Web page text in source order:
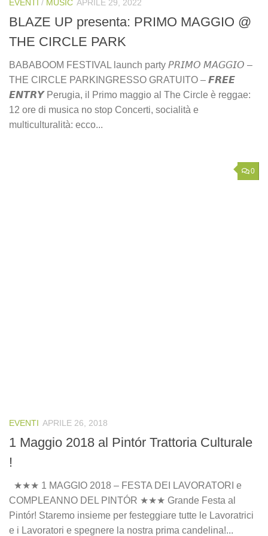
EVENTI / MUSIC APRILE 29, 2022
BLAZE UP presenta: PRIMO MAGGIO @
THE CIRCLE PARK
BABABOOM FESTIVAL launch party 𝘗𝘙𝘐𝘔𝘖 𝘔𝘈𝘎𝘎𝘐𝘖 –
THE CIRCLE PARKINGRESSO GRATUITO – 𝙁𝙍𝙀𝙀
𝙀𝙉𝙏𝙍𝙔 Perugia, il Primo maggio al The Circle è reggae:
12 ore di musica no stop Concerti, socialità e
multiculturalità: ecco...
0
EVENTI APRILE 26, 2018
1 Maggio 2018 al Pintór Trattoria Culturale
!
★★★ 1 MAGGIO 2018 – FESTA DEI LAVORATORI e
COMPLEANNO DEL PINTÓR ★★★ Grande Festa al
Pintór! Staremo insieme per festeggiare tutte le Lavoratrici
e i Lavoratori e spegnere la nostra prima candelina!...